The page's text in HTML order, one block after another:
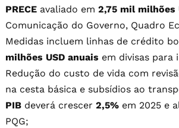
PRECE avaliado em 2,75 mil milhões
Comunicação do Governo, Quadro
Medidas incluem linhas de crédito
milhões USD anuais em divisas para
Redução do custo de vida com
na cesta básica e subsídios ao
PIB deverá crescer 2,5% em 2025 e
PQG;